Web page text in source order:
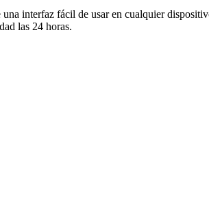
interfaz fácil de usar en cualquier
las 24 horas.